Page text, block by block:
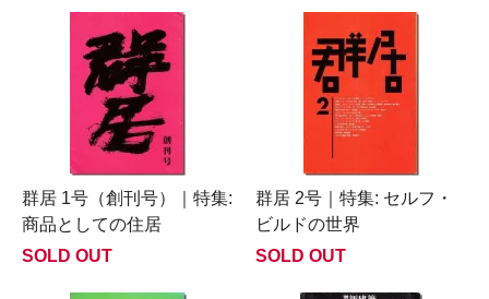
群居 1号（創刊号）｜特集:
商品としての住居
SOLD OUT
群居 2号｜特集: セルフ・
ビルドの世界
SOLD OUT